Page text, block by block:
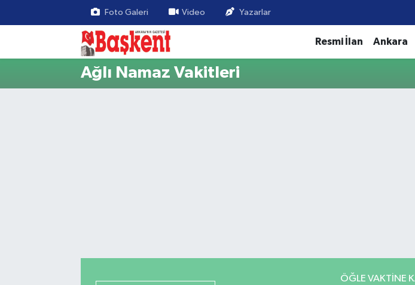
Foto Galeri Video Yazarlar
Resmi İlan Ankara
Ağlı Namaz Vakitleri
ÖĞLE VAKTİNE